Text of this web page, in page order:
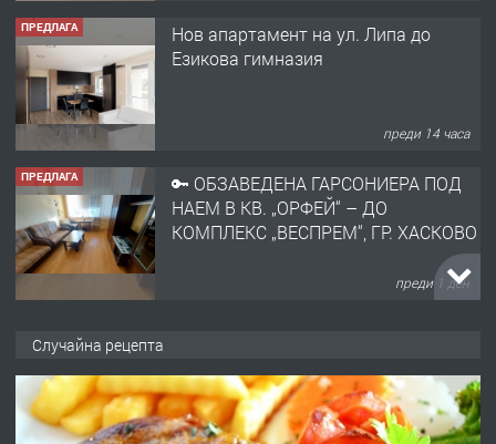
ПРЕДЛАГА
Нов апартамент на ул. Липа до
Езикова гимназия
преди 14 часа
ПРЕДЛАГА
🔑 ОБЗАВЕДЕНА ГАРСОНИЕРА ПОД
НАЕМ В КВ. „ОРФЕЙ“ – ДО
КОМПЛЕКС „ВЕСПРЕМ“, ГР. ХАСКОВО
преди 1 ден
АПАРТАМЕНТ В ЦЕНТЪРА НА ГР.
ХАСКОВО
преди 2 дни
Случайна рецепта